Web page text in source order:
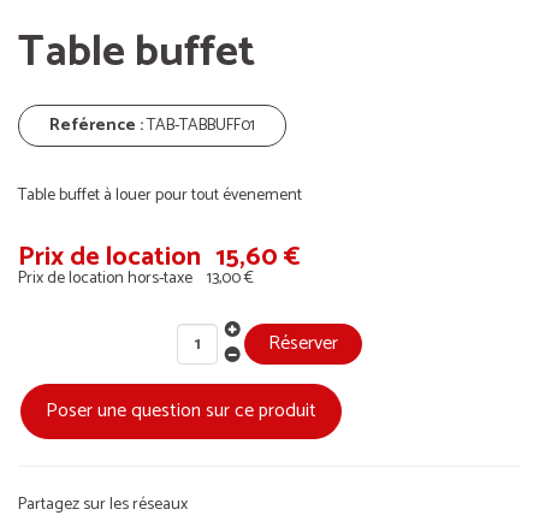
Table buffet
Reférence :TAB-TABBUFF01
Table buffet à louer pour tout évenement
Prix ​​de location 15,60 €
Prix de location hors-taxe 13,00 €
Poser une question sur ce produit
Partagez sur les réseaux